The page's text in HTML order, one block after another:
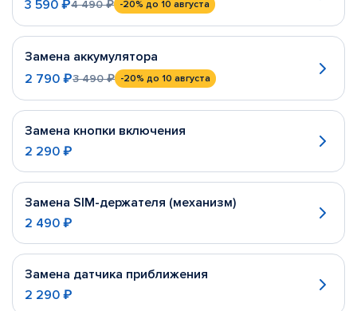
3 590 ₽4 490 ₽ -20% до 10 августа
Замена аккумулятора
2 790 ₽3 490 ₽ -20% до 10 августа
Замена кнопки включения
2 290 ₽
Замена SIM-держателя (механизм)
2 490 ₽
Замена датчика приближения
2 290 ₽